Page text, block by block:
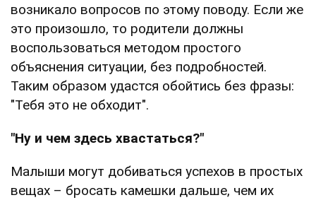
возникало вопросов по этому поводу. Если же
это произошло, то родители должны
воспользоваться методом простого
объяснения ситуации, без подробностей.
Таким образом удастся обойтись без фразы:
"Тебя это не обходит".
"Ну и чем здесь хвастаться?"
Малыши могут добиваться успехов в простых
вещах – бросать камешки дальше, чем их